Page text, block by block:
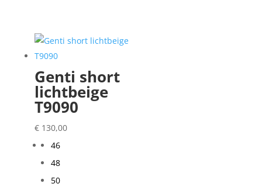
Genti short
lichtbeige
T9090
€130,00
46
48
50